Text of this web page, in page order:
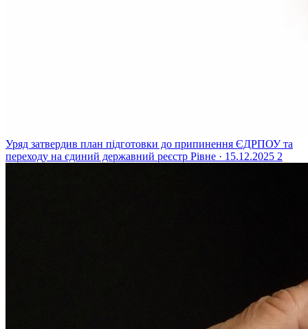
Уряд затвердив план підготовки до припинення ЄДРПОУ та
переходу на єдиний державний реєстр Рівне · 15.12.2025 2